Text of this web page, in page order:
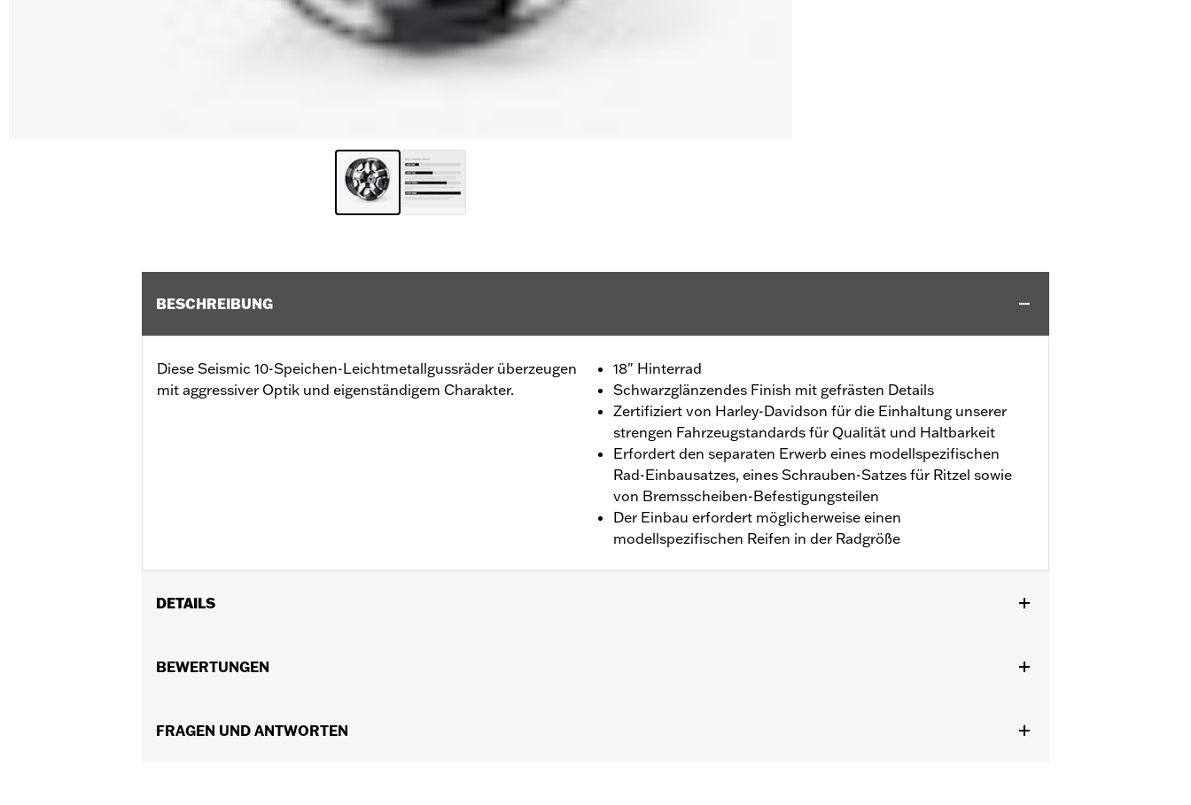
BESCHREIBUNG
Diese Seismic 10-Speichen-Leichtmetallgussräder überzeugen
mit aggressiver Optik und eigenständigem Charakter.
18" Hinterrad
Schwarzglänzendes Finish mit gefrästen Details
Zertifiziert von Harley-Davidson für die Einhaltung unserer
strengen Fahrzeugstandards für Qualität und Haltbarkeit
Erfordert den separaten Erwerb eines modellspezifischen
Rad-Einbausatzes, eines Schrauben-Satzes für Ritzel sowie
von Bremsscheiben-Befestigungsteilen
Der Einbau erfordert möglicherweise einen
modellspezifischen Reifen in der Radgröße
DETAILS
Installationsanleitung
In Einheiten erhältlich:Jeweils
BEWERTUNGEN
FRAGEN UND ANTWORTEN